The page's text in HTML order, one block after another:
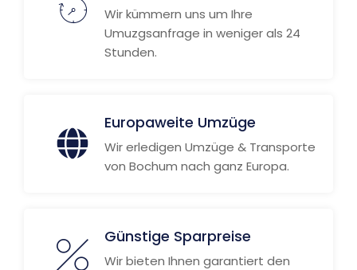
Wir kümmern uns um Ihre
Umuzgsanfrage in weniger als 24
Stunden.
Europaweite Umzüge
Wir erledigen Umzüge & Transporte
von Bochum nach ganz Europa.
Günstige Sparpreise
Wir bieten Ihnen garantiert den